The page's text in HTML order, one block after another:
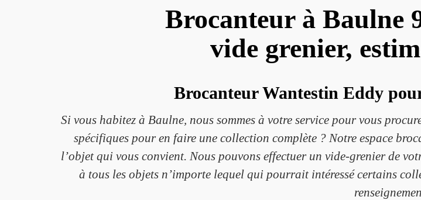
Brocanteur à Baulne
vide grenier,
Brocanteur Wantestin Eddy
Si vous habitez à Baulne, nous sommes à votre service pour vous
spécifiques pour en faire une collection complète ? Notre espace
l’objet qui vous convient. Nous pouvons effectuer un vide-grenier de
à tous les objets n’importe lequel qui pourrait intéressé certains